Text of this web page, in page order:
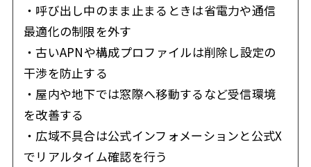
・呼び出し中のまま止まるときは省電力や通信
最適化の制限を外す
・古いAPNや構成プロファイルは削除し設定の
干渉を防止する
・屋内や地下では窓際へ移動するなど受信環境
を改善する
・広域不具合は公式インフォメーションと公式X
でリアルタイム確認を行う